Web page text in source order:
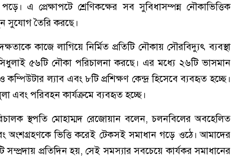
এ প্রেক্ষাপটে শ্রেণিকক্ষের সব সুবিধাসম্পন্ন নৌকাভিত্তিক
সুযোগ তৈরি করছে।
কাজে লাগিয়ে নির্মিত প্রতিটি নৌকায় সৌরবিদ্যুৎ ব্যবস্থা
৫৬টি নৌকা পরিচালনা করছে। এর মধ্যে ২৬টি ভাসমান
কম্পিউটার ল্যাব এবং ৮টি প্রশিক্ষণ কেন্দ্র হিসেবে ব্যবহৃত হচ্ছে।
এবং পরিবহন কার্যক্রমে ব্যবহৃত হচ্ছে।
স্থপতি মোহাম্মদ রেজোয়ান বলেন, চলনবিলের অবহেলিত
অংশগ্রহণকে ভিত্তি করেই টেকসই সমাধান গড়ে ওঠে। আমাদের
প্রতিদিন হয়, সেই সমস্যার সবচেয়ে কার্যকর সমাধানের